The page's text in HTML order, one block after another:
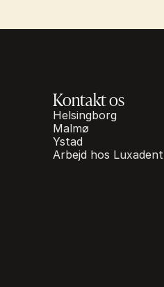
Kontakt os
Helsingborg
Malmø
Ystad
Arbejd hos Luxadent